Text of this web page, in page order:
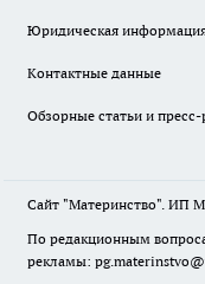
Юридическая
Контактные данные
Обзорные статьи и
Сайт "Материнство". ИП
По редакционным
рекламы: